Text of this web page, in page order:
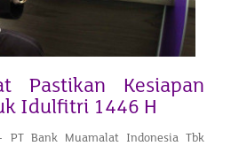
Pastikan Kesiapan
Idulfitri 1446 H
PT Bank Muamalat Indonesia Tbk